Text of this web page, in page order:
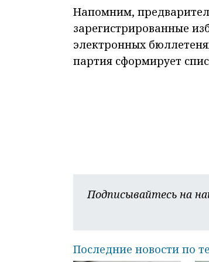
Напомним,
зарегистрированные
электронных
партия сформирует
Подписывайтесь на
Последние новости по